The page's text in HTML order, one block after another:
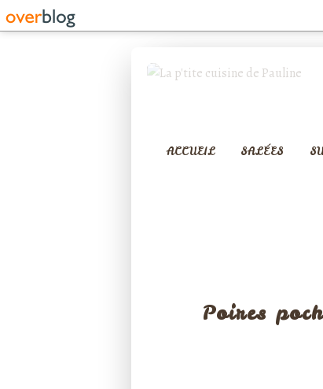
ACCUEIL SALÉES
Poires